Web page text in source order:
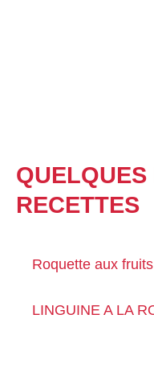
QUELQUES
RECETTES
Roquette aux fruits
LINGUINE A LA